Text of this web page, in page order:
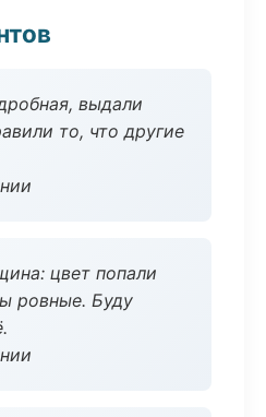
выдали
то, что другие
цвет попали
ровные. Буду